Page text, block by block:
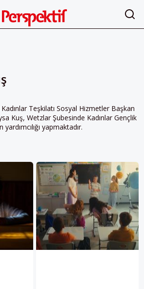
Teşkilatı Sosyal Hizmetler Başkan
Kuş, Wetzlar Şubesinde Kadınlar Gençlik
yapmaktadır.